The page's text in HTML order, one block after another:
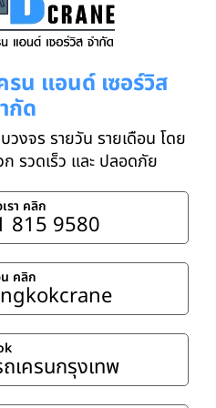
น แอนด์ เซอร์วิส
กัด
วงจร รายวัน รายเดือน โดย
รวดเร็ว และ ปลอดภัย
รา คลิก
815 9580
คลิก
ถเครนกรุงเทพ